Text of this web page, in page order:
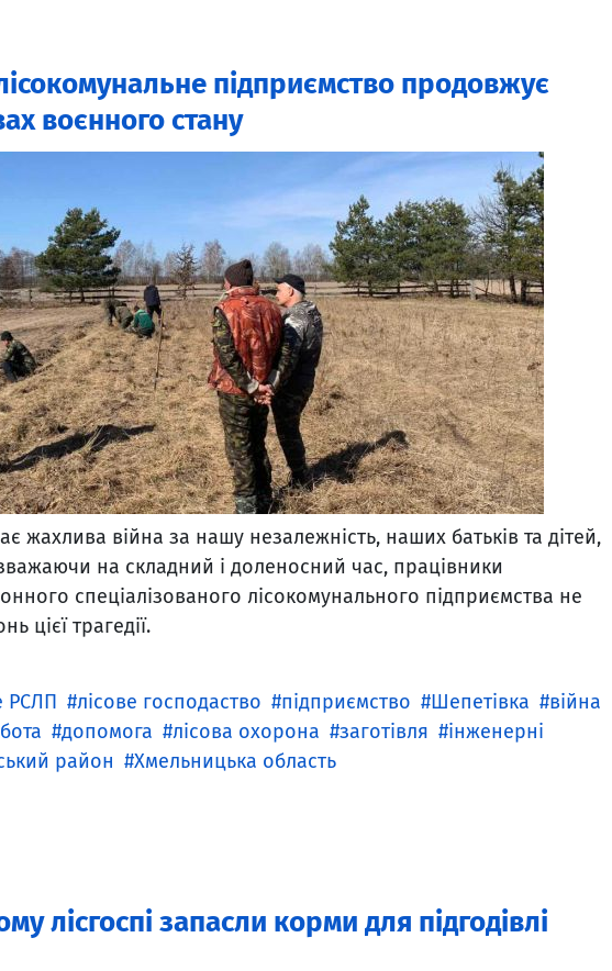
підприємство продовжує
воєнного стану
жахлива війна за нашу незалежність, наших батьків та дітей,
на складний і доленосний час, працівники
спеціалізованого лісокомунального підприємства не
цієї трагедії.
РСЛП лісове господаство підприємство Шепетівка
війна
допомога лісова охорона заготівля
інженерні
район
Хмельницька область
лісгоспі запасли корми для підгодівлі